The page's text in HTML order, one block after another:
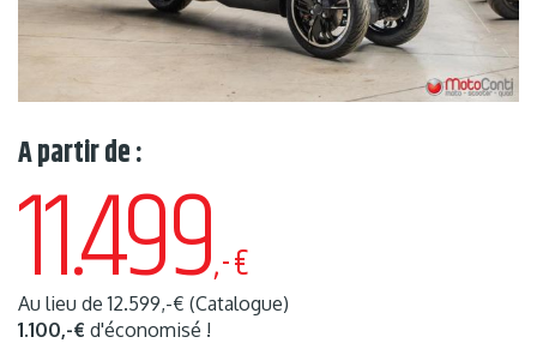
A partir de :
11.499,-€
Au lieu de12.599,-€ (Catalogue)
1.100,-€ d'économisé !